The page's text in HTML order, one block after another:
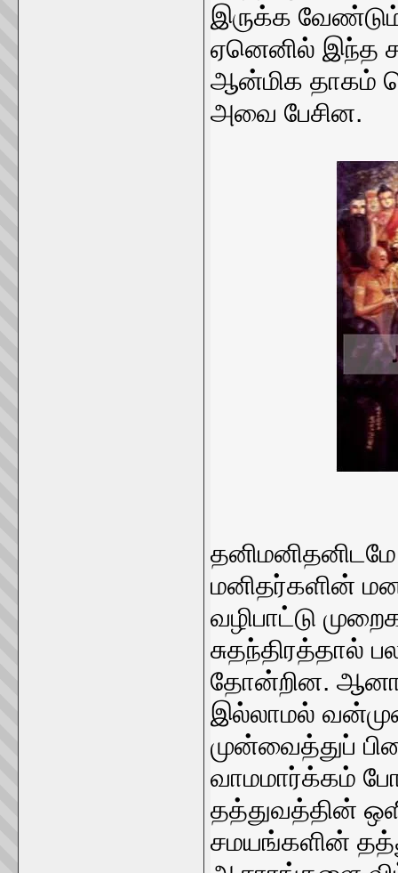
இருக்க
ஏனெனில் இந்த
ஆன்மிக தாகம்
அவை பேசின.
மனிதர்களின்
வழிபாட்டு
சுதந்திரத்தால்
தோன்றின.
இல்லாமல்
முன்வைத்துப்
வாமமார்க்கம்
தத்துவத்தின்
சமயங்களின்